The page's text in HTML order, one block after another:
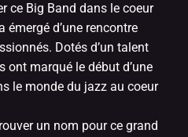
ce Big Band dans le coeur
émergé d’une rencontre
Dotés d’un talent
ont marqué le début d’une
le monde du jazz au coeur
un nom pour ce grand